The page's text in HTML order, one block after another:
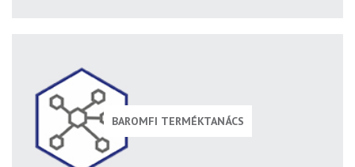
BAROMFI TERMÉKTANÁCS